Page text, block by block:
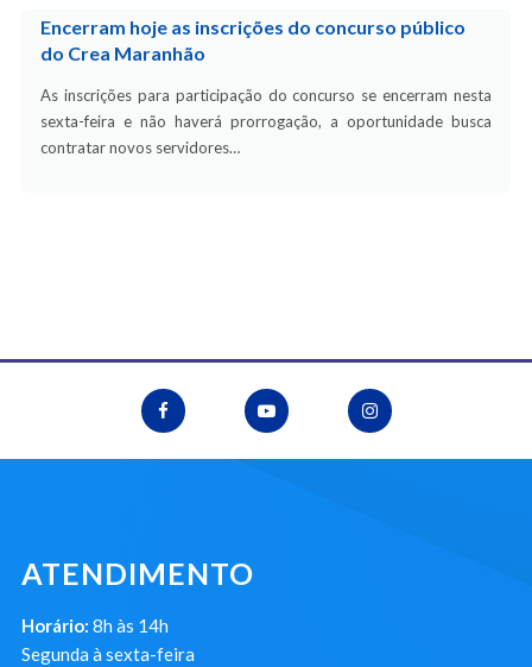
Encerram hoje as inscrições do concurso público
do Crea Maranhão
As inscrições para participação do concurso se encerram nesta
sexta-feira e não haverá prorrogação, a oportunidade busca
contratar novos servidores…
ATENDIMENTO
Horário: 8h às 14h
Segunda à sexta-feira